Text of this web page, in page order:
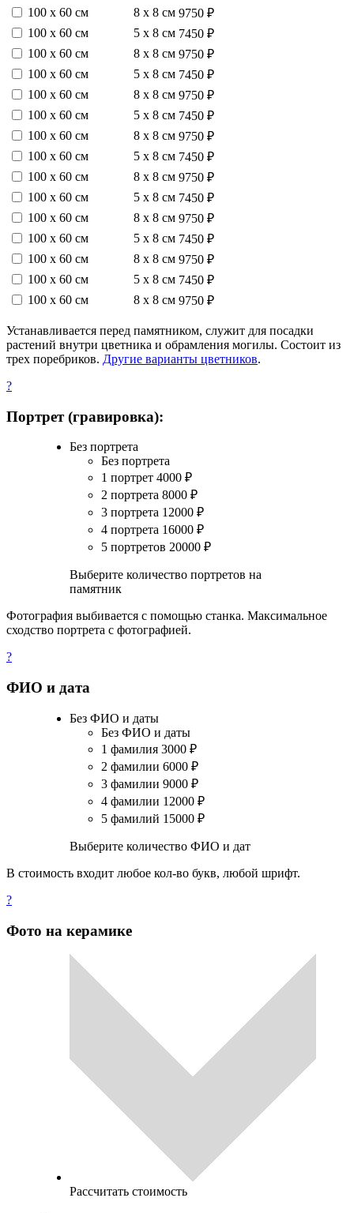
100 х 60 см
8 х 8 см 9750 ₽
100 х 60 см
5 х 8 см 7450 ₽
100 х 60 см
8 х 8 см 9750 ₽
100 х 60 см
5 х 8 см 7450 ₽
100 х 60 см
8 х 8 см 9750 ₽
100 х 60 см
5 х 8 см 7450 ₽
100 х 60 см
8 х 8 см 9750 ₽
100 х 60 см
5 х 8 см 7450 ₽
100 х 60 см
8 х 8 см 9750 ₽
100 х 60 см
5 х 8 см 7450 ₽
100 х 60 см
8 х 8 см 9750 ₽
100 х 60 см
5 х 8 см 7450 ₽
100 х 60 см
8 х 8 см 9750 ₽
100 х 60 см
5 х 8 см 7450 ₽
100 х 60 см
8 х 8 см 9750 ₽
Устанавливается перед памятником, служит для посадки
растений внутри цветника и обрамления могилы. Состоит из
трех поребриков. Другие варианты цветников.
?
Портрет (гравировка):
Без портрета
Без портрета
1 портрет 4000 ₽
2 портрета 8000 ₽
3 портрета 12000 ₽
4 портрета 16000 ₽
5 портретов 20000 ₽
Выберите количество портретов на
памятник
Фотография выбивается с помощью станка. Максимальное
сходство портрета с фотографией.
?
ФИО и дата
Без ФИО и даты
Без ФИО и даты
1 фамилия 3000 ₽
2 фамилии 6000 ₽
3 фамилии 9000 ₽
4 фамилии 12000 ₽
5 фамилий 15000 ₽
Выберите количество ФИО и дат
В стоимость входит любое кол-во букв, любой шрифт.
?
Фото на керамике
Рассчитать стоимость